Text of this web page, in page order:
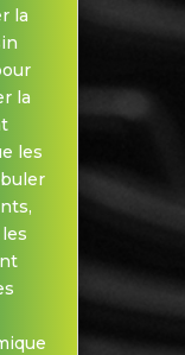
la
la
les